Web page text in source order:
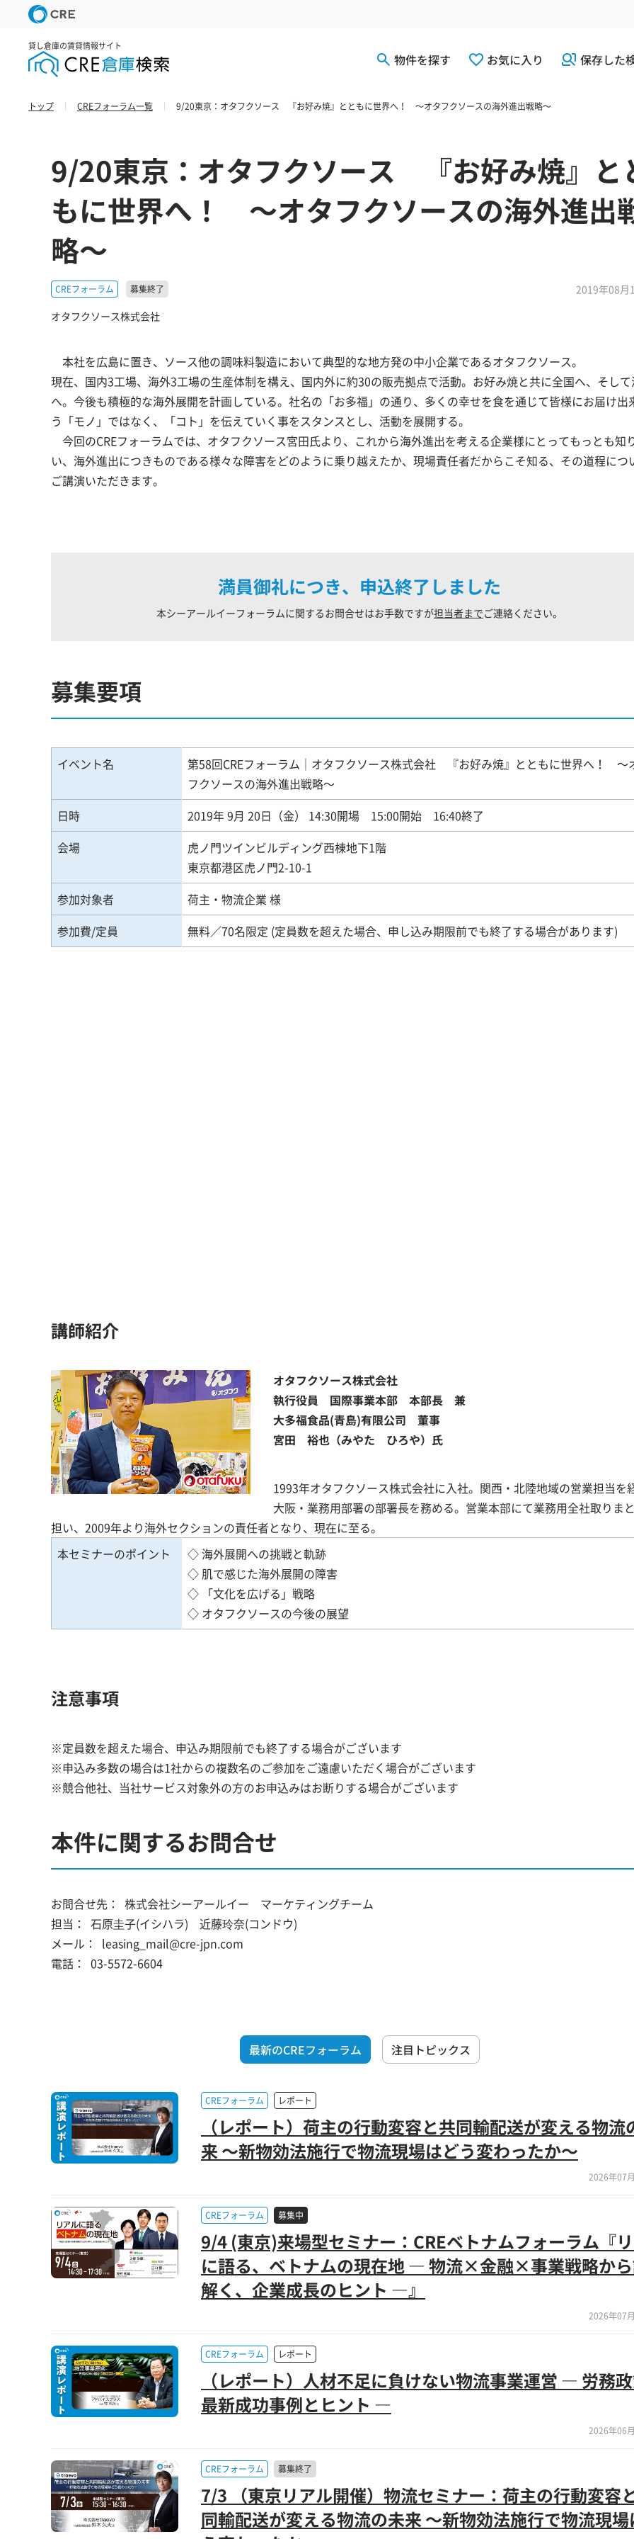
貸し倉庫の賃貸情報サイト
物件を探す お気に入り 保存した
トップ CREフォーラム一覧 9/20東京：オタフクソース 『お好み焼』とともに世界へ！ ～オタフクソースの海外進出戦略～
9/20東京：オタフクソース 『お好み焼』と
もに世界へ！ ～オタフクソースの海外進出
略～
CREフォーラム 募集終了
2019年08月
オタフクソース株式会社
本社を広島に置き、ソース他の調味料製造において典型的な地方発の中小企業であるオタフクソース。
現在、国内3工場、海外3工場の生産体制を構え、国内外に約30の販売拠点で活動。お好み焼と共に全国へ、そし
へ。今後も積極的な海外展開を計画している。社名の「お多福」の通り、多くの幸せを食を通じて皆様にお届け出
う「モノ」ではなく、「コト」を伝えていく事をスタンスとし、活動を展開する。
今回のCREフォーラムでは、オタフクソース宮田氏より、これから海外進出を考える企業様にとってもっとも知
い、海外進出につきものである様々な障害をどのように乗り越えたか、現場責任者だからこそ知る、その道程につ
ご講演いただきます。
満員御礼につき、申込終了しました
本シーアールイーフォーラムに関するお問合せはお手数ですが担当者までご連絡ください。
募集要項
イベント名
第58回CREフォーラム｜オタフクソース株式会社 『お好み焼』とともに世界へ！ ～
フクソースの海外進出戦略～
日時
2019年 9月 20日（金） 14:30開場 15:00開始 16:40終了
会場
虎ノ門ツインビルディング西棟地下1階
東京都港区虎ノ門2-10-1
参加対象者
荷主・物流企業 様
参加費/定員
無料／70名限定 (定員数を超えた場合、申し込み期限前でも終了する場合があります)
講師紹介
オタフクソース株式会社
執行役員 国際事業本部 本部長 兼
大多福食品(青島)有限公司 董事
宮田 裕也（みやた ひろや）氏
1993年オタフクソース株式会社に入社。関西・北陸地域の営業担当を
大阪・業務用部署の部署長を務める。営業本部にて業務用全社取りま
担い、2009年より海外セクションの責任者となり、現在に至る。
本セミナーのポイント
◇ 海外展開への挑戦と軌跡
◇ 肌で感じた海外展開の障害
◇ 「文化を広げる」戦略
◇ オタフクソースの今後の展望
注意事項
※定員数を超えた場合、申込み期限前でも終了する場合がございます
※申込み多数の場合は1社からの複数名のご参加をご遠慮いただく場合がございます
※競合他社、当社サービス対象外の方のお申込みはお断りする場合がございます
本件に関するお問合せ
お問合せ先：
株式会社シーアールイー マーケティングチーム
担当：
石原圭子(イシハラ) 近藤玲奈(コンドウ)
メール：
leasing_mail@cre-jpn.com
電話：
03-5572-6604
最新のCREフォーラム 注目トピックス
CREフォーラム レポート
（レポート）荷主の行動変容と共同輸配送が変える物流
来 ～新物効法施行で物流現場はどう変わったか～
2026年07
CREフォーラム 募集中
9/4 (東京)来場型セミナー：CREベトナムフォーラム『
に語る、ベトナムの現在地 ― 物流×金融×事業戦略か
解く、企業成長のヒント ―』
2026年07
CREフォーラム レポート
（レポート）人材不足に負けない物流事業運営 ― 労務
最新成功事例とヒント ―
2026年06
CREフォーラム 募集終了
7/3 （東京リアル開催）物流セミナー：荷主の行動変容
同輸配送が変える物流の未来 ～新物効法施行で物流現